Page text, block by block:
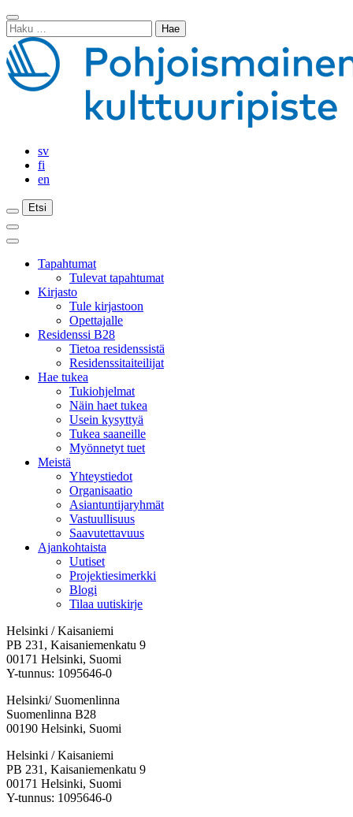
Siirry
sisältöön
Sulje
haku
Haku:
sv
fi
en
Etsi
Etsi
Etsi
Päävalikko
Sulje
päävalikkoTapahtumat
Tulevat tapahtumat
Kirjasto
Tule kirjastoon
Opettajalle
Residenssi B28
Tietoa residenssistä
Residenssitaiteilijat
Hae tukea
Tukiohjelmat
Näin haet tukea
Usein kysyttyä
Tukea saaneille
Myönnetyt tuet
Meistä
Yhteystiedot
Organisaatio
Asiantuntijaryhmät
Vastuullisuus
Saavutettavuus
Ajankohtaista
Uutiset
Projektiesimerkki
Blogi
Tilaa uutiskirje
Helsinki / Kaisaniemi
PB 231, Kaisaniemenkatu 9
00171 Helsinki, Suomi
Y-tunnus: 1095646-0
Helsinki/ Suomenlinna
Suomenlinna B28
00190 Helsinki, Suomi
Facebook:
Avataan
uuteen
välilehteen
Instagram:
Avataan
uuteen
välilehteen
TikTok:
Avataan
uuteen
välilehteen
Youtube:
Avataan
uuteen
välilehteen
Vimeo:
Avataan
uuteen
välilehteen
Helsinki / Kaisaniemi
PB 231, Kaisaniemenkatu 9
00171 Helsinki, Suomi
Y-tunnus: 1095646-0